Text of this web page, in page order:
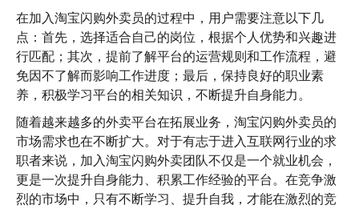
在加入淘宝闪购外卖员的过程中，用户需要注意以下几
点：首先，选择适合自己的岗位，根据个人优势和兴趣进
行匹配；其次，提前了解平台的运营规则和工作流程，避
免因不了解而影响工作进度；最后，保持良好的职业素
养，积极学习平台的相关知识，不断提升自身能力。
随着越来越多的外卖平台在拓展业务，淘宝闪购外卖员的
市场需求也在不断扩大。对于有志于进入互联网行业的求
职者来说，加入淘宝闪购外卖团队不仅是一个就业机会，
更是一次提升自身能力、积累工作经验的平台。在竞争激
烈的市场中，只有不断学习、提升自我，才能在激烈的竞